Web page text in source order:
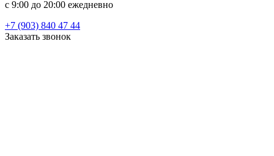
c 9:00 до 20:00 ежедневно
+7 (903) 840 47 44
Заказать звонок